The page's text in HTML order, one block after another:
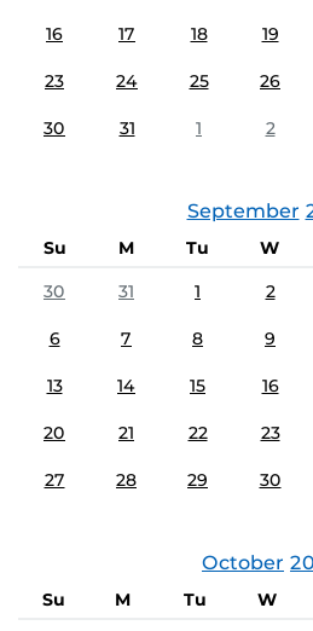
16 17 18 19
23 24 25 26
30 31 1 2
September
Su M Tu W
30
31 1 2
6 7 8 9
13 14 15 16
20 21 22 23
27 28 29 30
October
Su M Tu W